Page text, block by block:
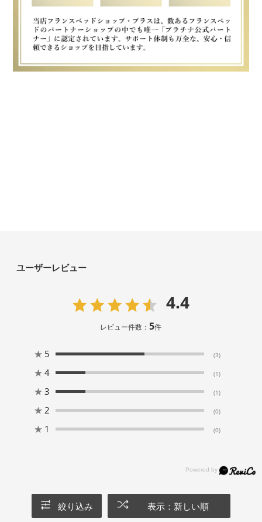
ユーザーレビュー
4.4
レビュー件数：5件
★ 5 (3)
★ 4 (1)
★ 3 (1)
★ 2 (0)
★ 1 (0)
絞り込み 表示：新しい順